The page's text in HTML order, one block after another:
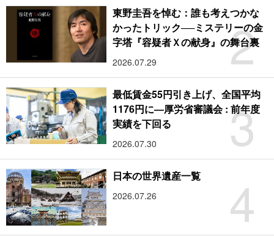
2
東野圭吾を悼む：誰も考えつかな
かったトリック──ミステリーの金
字塔『容疑者Ｘの献身』の舞台裏
2026.07.29
3
最低賃金55円引き上げ、全国平均
1176円に―厚労省審議会 : 前年度
実績を下回る
2026.07.30
4
日本の世界遺産一覧
2026.07.26